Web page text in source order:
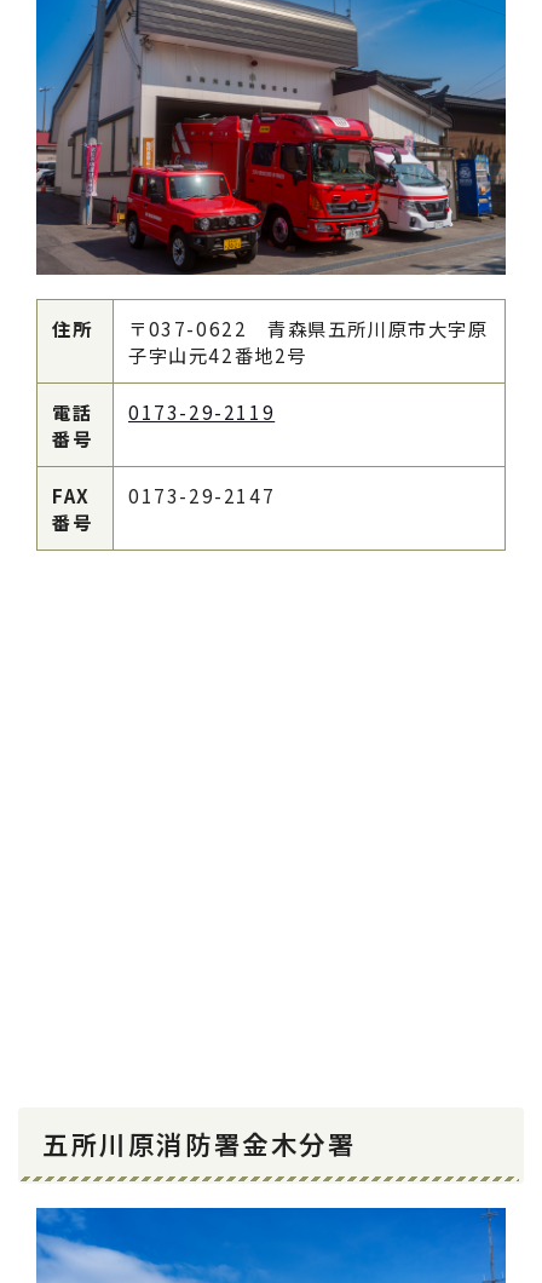
住所
〒037-0622 青森県五所川原市大字原
子字山元42番地2号
電話
番号
0173-29-2119
FAX
番号
0173-29-2147
五所川原消防署金木分署